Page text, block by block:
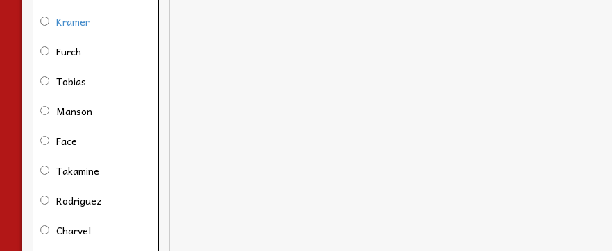
Kramer
Furch
Tobias
Manson
Face
Takamine
Rodriguez
Charvel